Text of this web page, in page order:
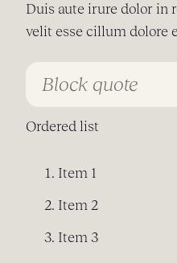
Duis aute irure dolor in
velit esse cillum dolore
Block quote
Ordered list
Item 1
Item 2
Item 3